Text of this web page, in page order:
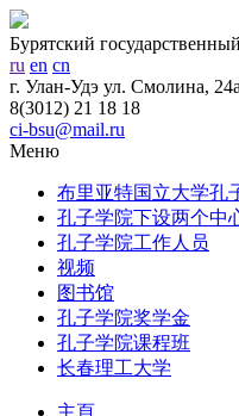
Бурятский
ru en cn
г. Улан-Удэ ул. Смолина,
8(3012) 21 18 18
ci-bsu@mail.ru
Меню
布里亚特国立大学孔
孔子学院下设两个中
孔子学院工作人员
视频
图书馆
孔子学院奖学金
孔子学院课程班
长春理工大学
主頁